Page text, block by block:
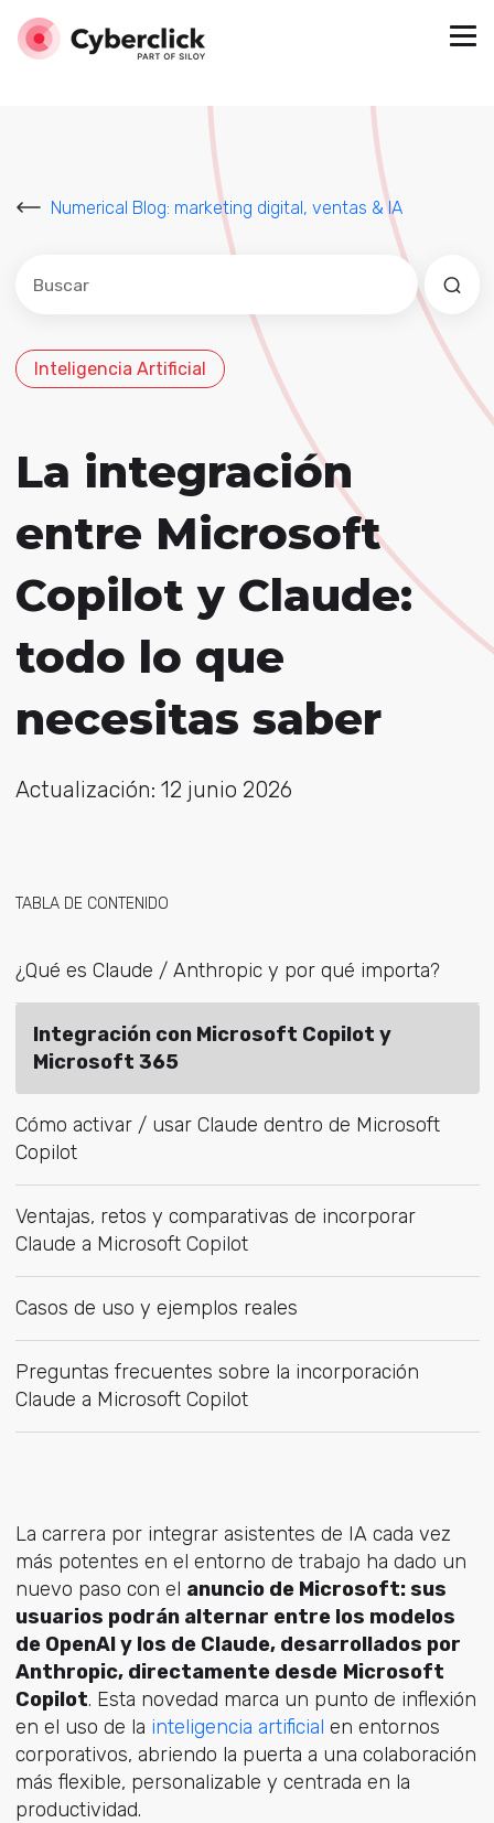
Numerical Blog: marketing digital, ventas & IA
Este es un campo de búsqueda con una función de
No hay sugerencias porque el campo de
Inteligencia Artificial
La integración
entre Microsoft
Copilot y Claude:
todo lo que
necesitas saber
Actualización: 12 junio 2026
TABLA DE CONTENIDO
¿Qué es Claude / Anthropic y por qué importa?
Integración con Microsoft Copilot y
Microsoft 365
Cómo activar / usar Claude dentro de Microsoft
Copilot
Ventajas, retos y comparativas de incorporar
Claude a Microsoft Copilot
Casos de uso y ejemplos reales
Preguntas frecuentes sobre la incorporación
Claude a Microsoft Copilot
La carrera por integrar asistentes de IA cada vez
más potentes en el entorno de trabajo ha dado un
nuevo paso con el anuncio de Microsoft: sus
usuarios podrán alternar entre los modelos
de OpenAI y los de Claude, desarrollados por
Anthropic, directamente desde Microsoft
Copilot. Esta novedad marca un punto de inflexión
en el uso de la inteligencia artificial en entornos
corporativos, abriendo la puerta a una colaboración
más flexible, personalizable y centrada en la
productividad.